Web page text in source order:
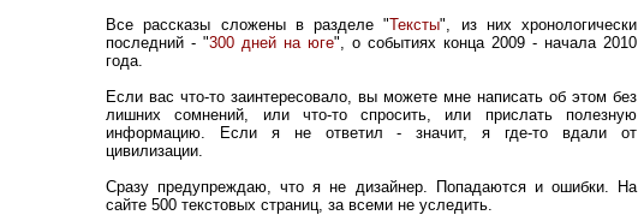
Все рассказы сложены в разделе "Тексты", из них хронологически
последний - "300 дней на юге", о событиях конца 2009 - начала 2010
года.
Если вас что-то заинтересовало, вы можете мне написать об этом без
лишних сомнений, или что-то спросить, или прислать полезную
информацию. Если я не ответил - значит, я где-то вдали от
цивилизации.
Сразу предупреждаю, что я не дизайнер. Попадаются и ошибки. На
сайте 500 текстовых страниц, за всеми не уследить.